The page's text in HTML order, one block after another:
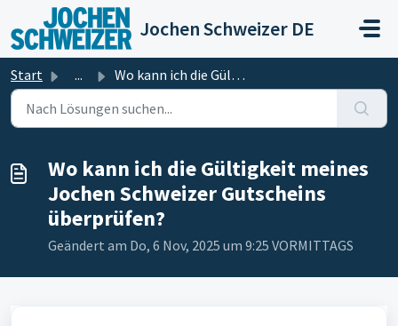
Zum hauptsächlichen Inhalt gehen
Jochen Schweizer DE
Start ... Wo kann ich die Gültigkeit meines Jochen Schweizer Gutsch...
Wo kann ich die Gültigkeit meines
Jochen Schweizer Gutscheins
überprüfen?
Geändert am Do, 6 Nov, 2025 um 9:25 VORMITTAGS